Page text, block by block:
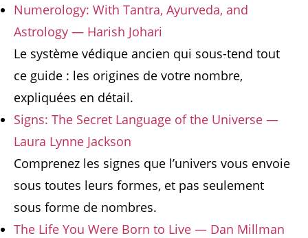
Numerology: With Tantra, Ayurveda, and
Astrology — Harish Johari
Le système védique ancien qui sous-tend tout
ce guide : les origines de votre nombre,
expliquées en détail.
Signs: The Secret Language of the Universe —
Laura Lynne Jackson
Comprenez les signes que l’univers vous envoie
sous toutes leurs formes, et pas seulement
sous forme de nombres.
The Life You Were Born to Live — Dan Millman